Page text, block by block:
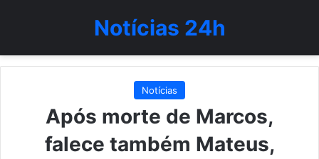
Notícias 24h
Notícias
Após morte de Marcos,
falece também Mateus,